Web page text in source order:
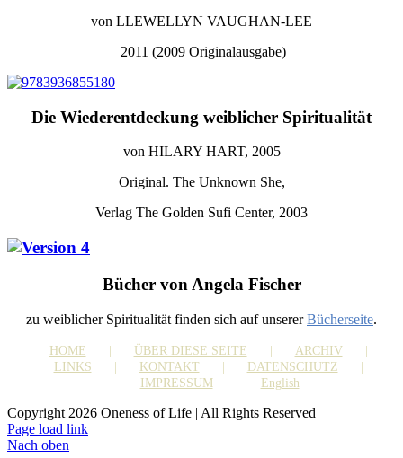
von LLEWELLYN VAUGHAN-LEE
2011 (2009 Originalausgabe)
Die Wiederentdeckung weiblicher Spiritualität
von HILARY HART, 2005
Original. The Unknown She,
Verlag The Golden Sufi Center, 2003
Bücher von Angela Fischer
zu weiblicher Spiritualität finden sich auf unsererBücherseite.
HOME ÜBER DIESE SEITE
ARCHIV
LINKS
KONTAKT
DATENSCHUTZ
IMPRESSUM
English
Copyright 2026 Oneness of Life | All Rights Reserved
Page load link
Nach oben